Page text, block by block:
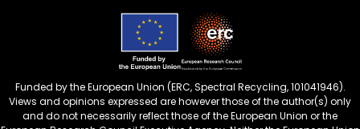
Funded by the European Union (ERC, Spectral Recycling, 101041946).
Views and opinions expressed are however those of the author(s) only
and do not necessarily reflect those of the European Union or the